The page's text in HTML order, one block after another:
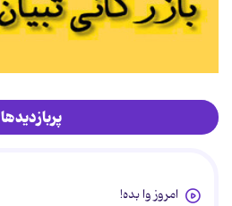
پربازدیدها
امروز وا بده!